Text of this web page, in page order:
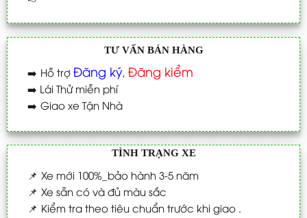
TƯ VẤN BÁN HÀNG
➡️ Hỗ trợ Đăng ký, Đăng kiểm
➡️ Lái Thử miễn phí
➡️ Giao xe Tận Nhà
TÌNH TRẠNG XE
📌 Xe mới 100%_bảo hành 3-5 năm
📌 Xe sẵn có và đủ màu sắc
📌 Kiểm tra theo tiêu chuẩn trước khi giao .